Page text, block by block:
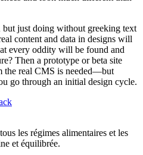
just doing without greeking text
content and data in designs will
every oddity will be found and
Then a prototype or beta site
the real CMS is needed—but
go through an initial design cycle.
les régimes alimentaires et les
et équilibrée.